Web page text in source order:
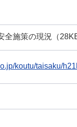
施策の現況（28KB
koutu/taisaku/